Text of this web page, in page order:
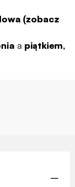
(zobacz
a piątkiem,